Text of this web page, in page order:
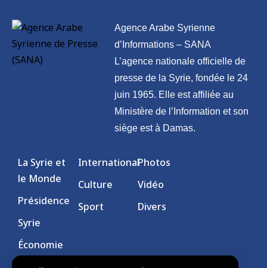
Agence Arabe Syrienne
d’Informations – SANA
L’agence nationale officielle de
presse de la Syrie, fondée le 24
juin 1965. Elle est affiliée au
Ministère de l’Information et son
siège est à Damas.
La Syrie et
le Monde
Présidence
Syrie
Économie
International
Culture
Sport
Photos
Vidéo
Divers